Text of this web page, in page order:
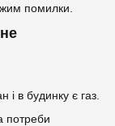
помилки.
і в будинку є газ.
потреби